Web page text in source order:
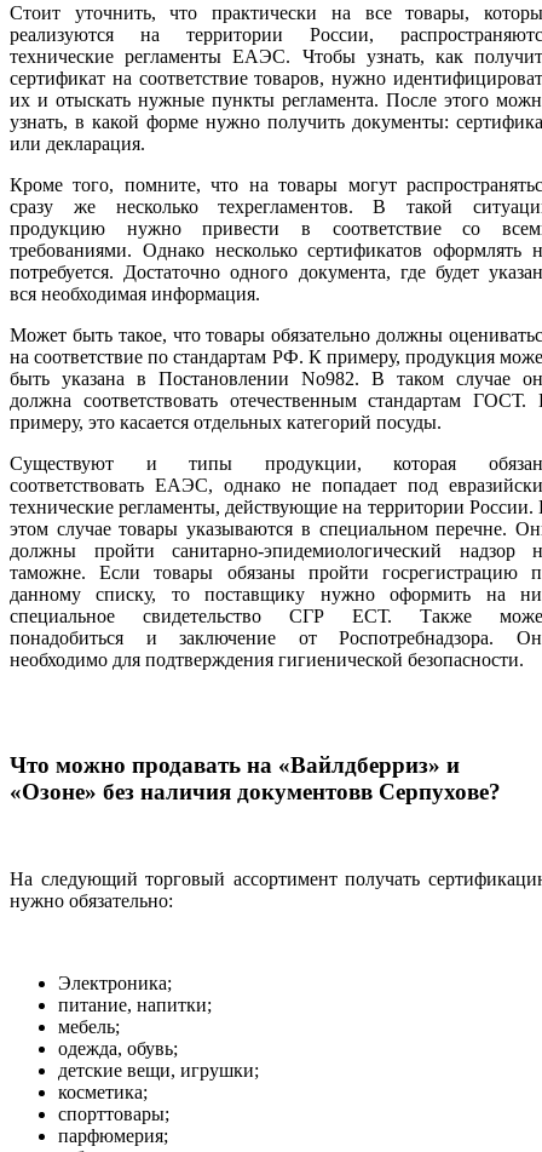
Стоит уточнить, что практически на все товары,
реализуются на территории России,
технические регламенты ЕАЭС. Чтобы узнать, как
сертификат на соответствие товаров, нужно
их и отыскать нужные пункты регламента. После этого
узнать, в какой форме нужно получить документы:
или декларация.
Кроме того, помните, что на товары могут
сразу же несколько техрегламентов. В такой
продукцию нужно привести в соответствие со
требованиями. Однако несколько сертификатов оформлять
потребуется. Достаточно одного документа, где будет
вся необходимая информация.
Может быть такое, что товары обязательно должны
на соответствие по стандартам РФ. К примеру, продукция
быть указана в Постановлении No982. В таком случае
должна соответствовать отечественным стандартам ГОСТ.
примеру, это касается отдельных категорий посуды.
Существуют и типы продукции, которая
соответствовать ЕАЭС, однако не попадает под
технические регламенты, действующие на территории России.
этом случае товары указываются в специальном перечне.
должны пройти санитарно-эпидемиологический надзор
таможне. Если товары обязаны пройти госрегистрацию
данному списку, то поставщику нужно оформить на
специальное свидетельство СГР ЕСТ. Также
понадобиться и заключение от Роспотребнадзора.
необходимо для подтверждения гигиенической безопасности.
Что можно продавать на «Вайлдберриз» и
«Озоне» без наличия документовв Серпухове?
На следующий торговый ассортимент получать
нужно обязательно:
Электроника;
питание, напитки;
мебель;
одежда, обувь;
детские вещи, игрушки;
косметика;
спорттовары;
парфюмерия;